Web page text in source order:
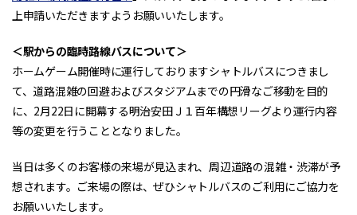
上申請いただきますようお願いいたします。
＜駅からの臨時路線バスについて＞
ホームゲーム開催時に運行しておりますシャトルバスにつきまし
て、道路混雑の回避およびスタジアムまでの円滑なご移動を目的
に、2月22日に開幕する明治安田Ｊ１百年構想リーグより運行内容
等の変更を行うこととなりました。
当日は多くのお客様の来場が見込まれ、周辺道路の混雑・渋滞が予
想されます。ご来場の際は、ぜひシャトルバスのご利用にご協力を
お願いいたします。